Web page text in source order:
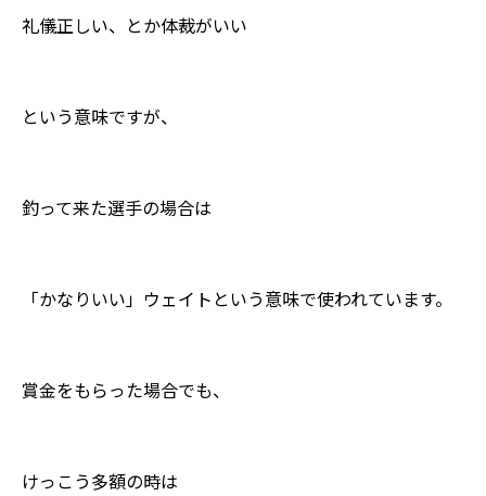
礼儀正しい、とか体裁がいい
という意味ですが、
釣って来た選手の場合は
「かなりいい」ウェイトという意味で使われています。
賞金をもらった場合でも、
けっこう多額の時は